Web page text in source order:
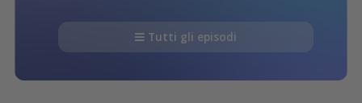
Tutti gli episodi